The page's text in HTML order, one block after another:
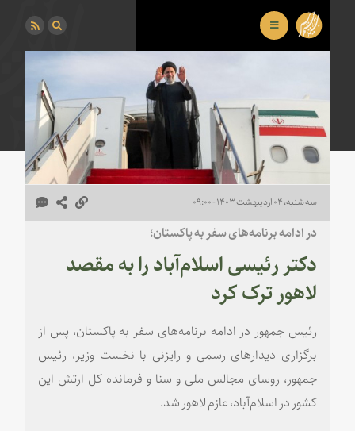
سه شنبه، ۰۴ اردیبهشت ۱۴۰۳ - ۰۹:۰۰
در ادامه برنامه‌های سفر به پاکستان؛
دکتر رئیسی اسلام‌آباد را به مقصد
لاهور ترک کرد
رئیس جمهور در ادامه برنامه‌های سفر به پاکستان، پس از
برگزاری دیدارهای رسمی و رایزنی با نخست وزیر، رئیس
جمهور، روسای مجالس ملی و سنا و فرمانده کل ارتش این
کشور در اسلام‌آباد، عازم لاهور شد.